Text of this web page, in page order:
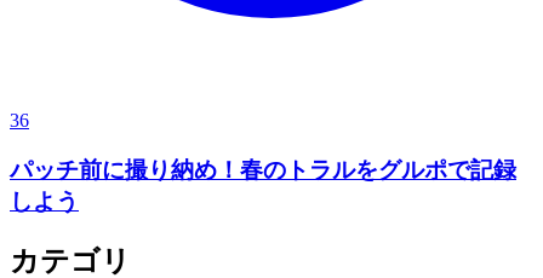
36
パッチ前に撮り納め！春のトラルをグルポで記録
しよう
カテゴリ